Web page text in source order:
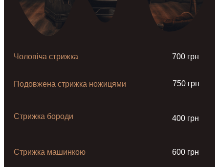
Чоловіча стрижка 700 грн
Подовжена стрижка ножицями 750 грн
Стрижка бороди 400 грн
Стрижка машинкою 600 грн